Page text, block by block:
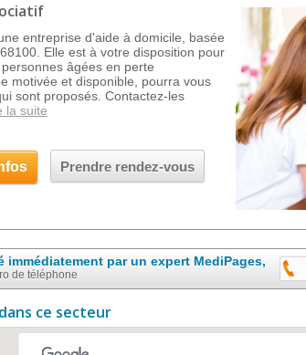
entreprise d'aide à domicile, basée
Elle est à votre disposition pour
âgées en perte
motivée et disponible, pourra vous
sont proposés. Contactez-les
la suite
Prendre rendez-vous
immédiatement par un expert MediPages,
de téléphone
ce secteur